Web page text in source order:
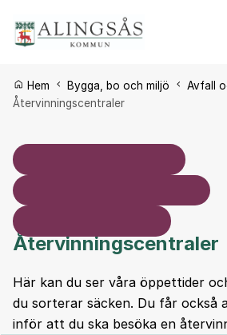
Du är här:
Hem Bygga, bo och miljö
Avfall
Återvinningscentraler
Återvinningscentraler
Här kan du ser våra öppettider
du sorterar säcken. Du får också
inför att du ska besöka en